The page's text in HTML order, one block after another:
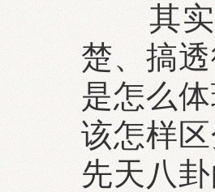
其实
楚、搞
是怎么
该怎样
先天八